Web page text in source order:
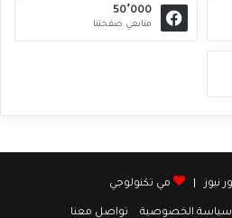
50٬000
متابعي صفحتنا
مي تكنولوجي
سياسة الخصوصية تواصل معنا